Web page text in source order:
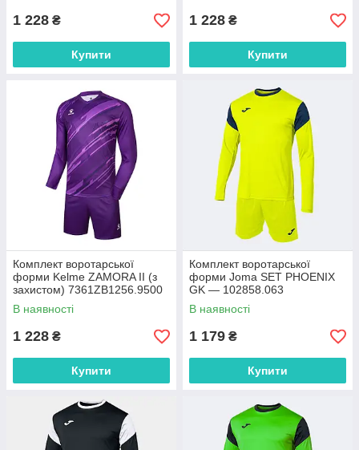
1 228 ₴
Купити
1 228 ₴
Купити
Комплект воротарської
форми Kelme ZAMORA II (з
захистом) 7361ZB1256.9500
В наявності
1 228 ₴
Купити
Комплект воротарської
форми Joma SET PHOENIX
GK — 102858.063
В наявності
1 179 ₴
Купити